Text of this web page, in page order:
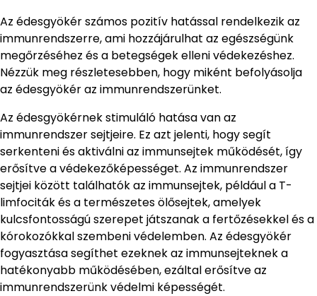
Az édesgyökér számos pozitív hatással rendelkezik az
immunrendszerre, ami hozzájárulhat az egészségünk
megőrzéséhez és a betegségek elleni védekezéshez.
Nézzük meg részletesebben, hogy miként befolyásolja
az édesgyökér az immunrendszerünket.
Az édesgyökérnek stimuláló hatása van az
immunrendszer sejtjeire. Ez azt jelenti, hogy segít
serkenteni és aktiválni az immunsejtek működését, így
erősítve a védekezőképességet. Az immunrendszer
sejtjei között találhatók az immunsejtek, például a T-
limfociták és a természetes ölősejtek, amelyek
kulcsfontosságú szerepet játszanak a fertőzésekkel és a
kórokozókkal szembeni védelemben. Az édesgyökér
fogyasztása segíthet ezeknek az immunsejteknek a
hatékonyabb működésében, ezáltal erősítve az
immunrendszerünk védelmi képességét.